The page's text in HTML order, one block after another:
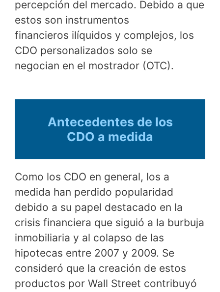
percepción del mercado. Debido a que
estos son instrumentos
financieros ilíquidos y complejos, los
CDO personalizados solo se
negocian en el mostrador (OTC).
Antecedentes de los
CDO a medida
Como los CDO en general, los a
medida han perdido popularidad
debido a su papel destacado en la
crisis financiera que siguió a la burbuja
inmobiliaria y al colapso de las
hipotecas entre 2007 y 2009. Se
consideró que la creación de estos
productos por Wall Street contribuyó